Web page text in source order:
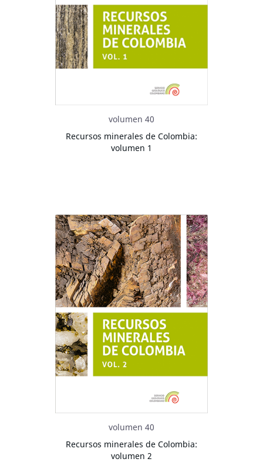
volumen 40
Recursos minerales de Colombia:
volumen 1
volumen 40
Recursos minerales de Colombia:
volumen 2